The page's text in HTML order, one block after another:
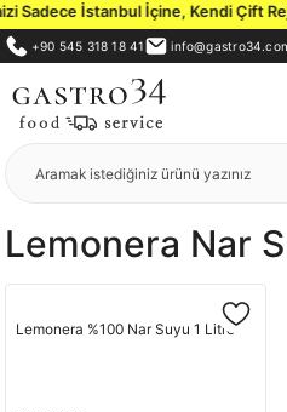
Sadece İstanbul İçine, Kendi Çift
+90 545 318 18 41
Lemonera Nar
Lemonera %100 Nar Suyu 1 Litre